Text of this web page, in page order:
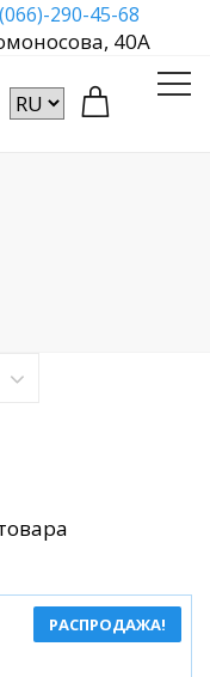
290-45-68
40А
РАСПРОДАЖА!